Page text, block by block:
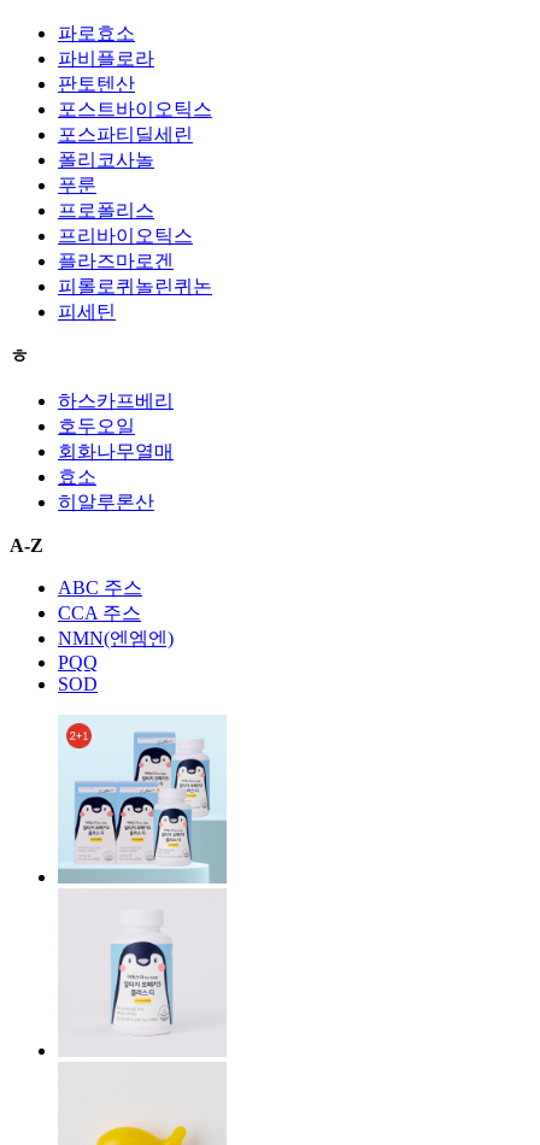
파로효소
파비플로라
판토텐산
포스트바이오틱스
포스파티딜세린
폴리코사놀
푸룬
프로폴리스
프리바이오틱스
플라즈마로겐
피롤로퀴놀린퀴논
피세틴
ㅎ
하스카프베리
호두오일
회화나무열매
효소
히알루론산
A-Z
ABC 주스
CCA 주스
NMN(엔엠엔)
PQQ
SOD